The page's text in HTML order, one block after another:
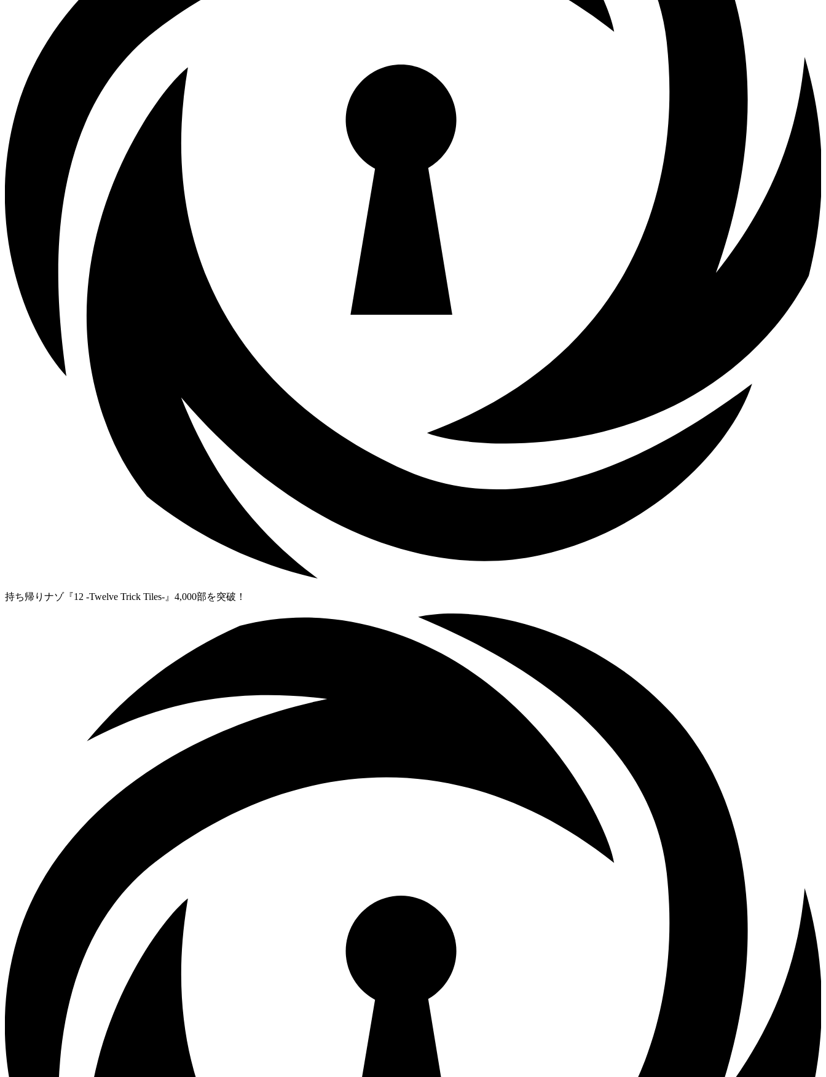
持ち帰りナゾ『12 -Twelve Trick Tiles-』4,000部を突破！